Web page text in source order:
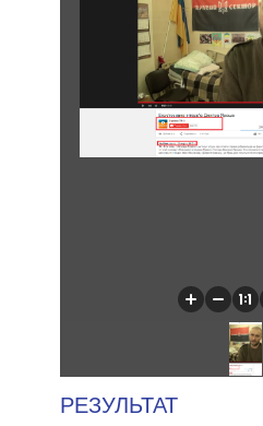
РЕЗУЛЬТАТ